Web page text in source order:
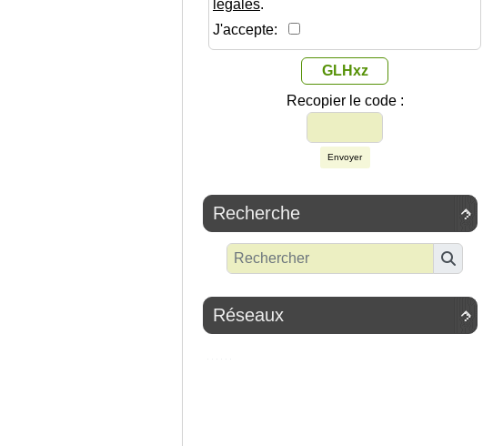
légales.
J'accepte:
GLHxz
Recopier le code :
Envoyer

Recherche

Réseaux